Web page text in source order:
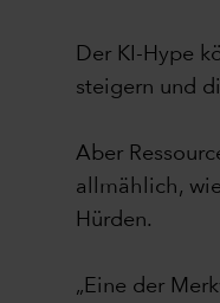
Der KI-Hype
steigern und
Aber
allmählich,
Hürden.
„Eine der